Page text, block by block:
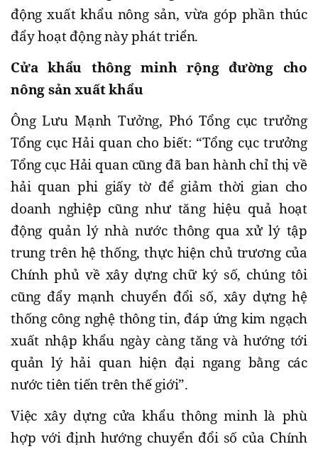
động xuất khẩu nông sản, vừa góp phần thúc
đẩy hoạt động này phát triển.
Cửa khẩu thông minh rộng đường cho
nông sản xuất khẩu
Ông Lưu Mạnh Tưởng, Phó Tổng cục trưởng
Tổng cục Hải quan cho biết: “Tổng cục trưởng
Tổng cục Hải quan cũng đã ban hành chỉ thị về
hải quan phi giấy tờ để giảm thời gian cho
doanh nghiệp cũng như tăng hiệu quả hoạt
động quản lý nhà nước thông qua xử lý tập
trung trên hệ thống, thực hiện chủ trương của
Chính phủ về xây dựng chữ ký số, chúng tôi
cũng đẩy mạnh chuyển đổi số, xây dựng hệ
thống công nghệ thông tin, đáp ứng kim ngạch
xuất nhập khẩu ngày càng tăng và hướng tới
quản lý hải quan hiện đại ngang bằng các
nước tiên tiến trên thế giới”.
Việc xây dựng cửa khẩu thông minh là phù
hợp với định hướng chuyển đổi số của Chính